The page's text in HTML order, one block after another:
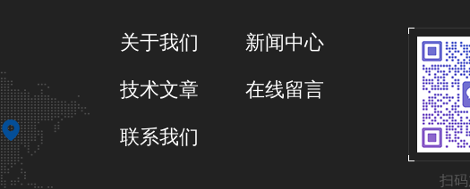
扫
关于我们 新闻中心
技术文章 在线留言
联系我们